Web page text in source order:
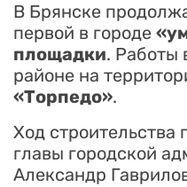
В Брянске
первой в городе
площадки. Работы
районе на
«Торпедо».
Ход строительства
главы городской
Александр